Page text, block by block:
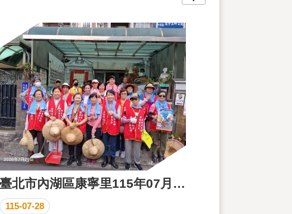
臺北市內湖區康寧里115年07月26日清潔日活動成果花絮
115-07-28